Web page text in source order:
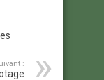
: